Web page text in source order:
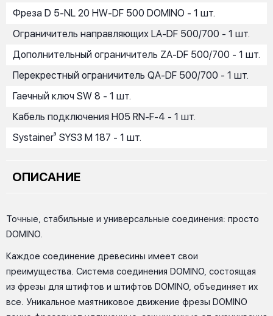
Фреза D 5-NL 20 HW-DF 500 DOMINO - 1 шт.
Ограничитель направляющих LA-DF 500/700 - 1 шт.
Дополнительный ограничитель ZA-DF 500/700 - 1 шт.
Перекрестный ограничитель QA-DF 500/700 - 1 шт.
Гаечный ключ SW 8 - 1 шт.
Кабель подключения H05 RN-F-4 - 1 шт.
Systainer³ SYS3 M 187 - 1 шт.
ОПИСАНИЕ
Точные, стабильные и универсальные соединения: просто
DOMINO.
Каждое соединение древесины имеет свои
преимущества. Система соединения DOMINO, состоящая
из фрезы для штифтов и штифтов DOMINO, объединяет их
все. Уникальное маятниковое движение фрезы DOMINO